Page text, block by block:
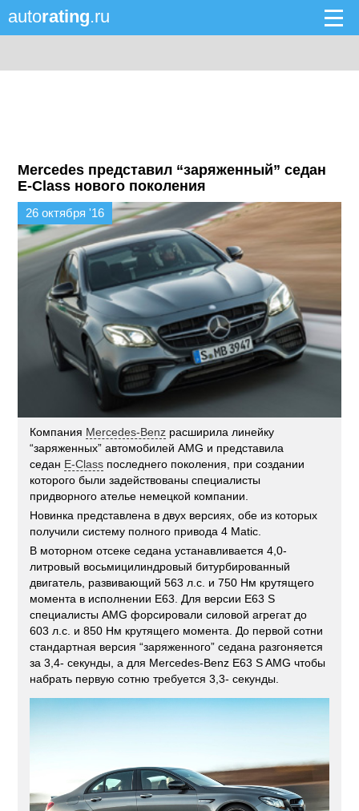
autorating.ru
Mercedes представил “заряженный” седан
E-Class нового поколения
26 октября '16
Компания Mercedes-Benz расширила линейку
“заряженных” автомобилей AMG и представила
седан E-Class последнего поколения, при создании
которого были задействованы специалисты
придворного ателье немецкой компании.
Новинка представлена в двух версиях, обе из которых
получили систему полного привода 4 Matic.
В моторном отсеке седана устанавливается 4,0-
литровый восьмицилиндровый битурбированный
двигатель, развивающий 563 л.с. и 750 Нм крутящего
момента в исполнении E63. Для версии E63 S
специалисты AMG форсировали силовой агрегат до
603 л.с. и 850 Нм крутящего момента. До первой сотни
стандартная версия “заряженного” седана разгоняется
за 3,4- секунды, а для Mercedes-Benz E63 S AMG чтобы
набрать первую сотню требуется 3,3- секунды.